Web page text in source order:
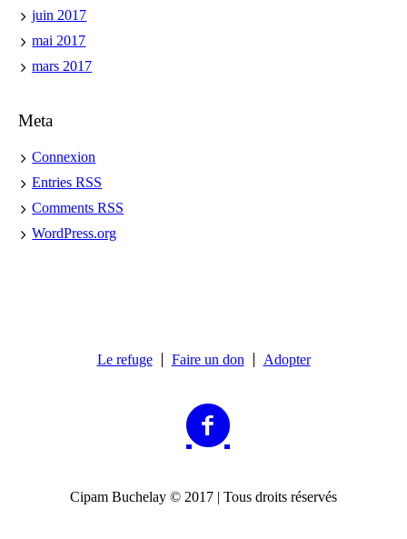
juin 2017
mai 2017
mars 2017
Meta
Connexion
EntriesRSS
CommentsRSS
WordPress.org
Le refuge Faire un don Adopter
Cipam Buchelay © 2017 | Tous droits réservés